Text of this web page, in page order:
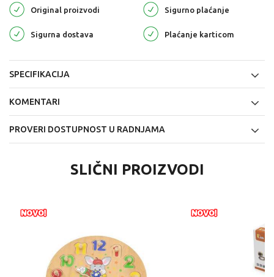
Original proizvodi Sigurno plaćanje
Sigurna dostava Plaćanje karticom
SPECIFIKACIJA
KOMENTARI
PROVERI DOSTUPNOST U RADNJAMA
SLIČNI PROIZVODI